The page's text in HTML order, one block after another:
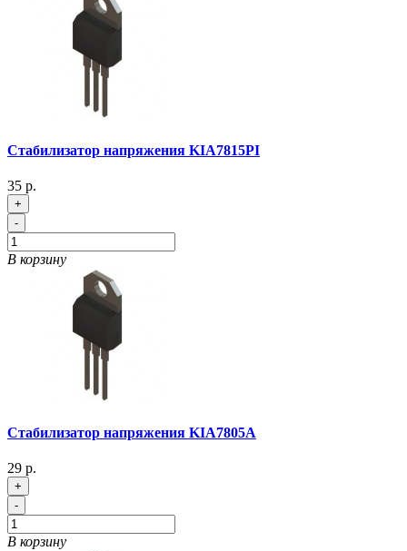
Стабилизатор напряжения KIA7815PI
35 р.
+
-
В корзину
Стабилизатор напряжения KIA7805A
29 р.
+
-
В корзину